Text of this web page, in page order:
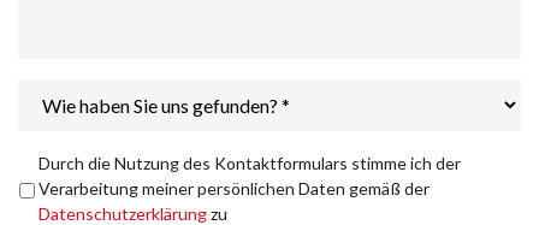
haben
uns
gefunden?
*
Datenschutzerklärung *
Durch die Nutzung des Kontaktformulars stimme ich der
Verarbeitung meiner persönlichen Daten gemäß der
Datenschutzerklärungzu